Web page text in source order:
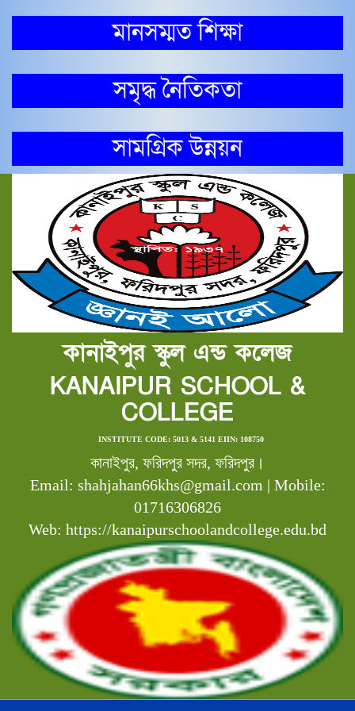
মানসম্মত শিক্ষা
সমৃদ্ধ নৈতিকতা
সামগ্রিক উন্নয়ন
কানাইপুর স্কুল এন্ড কলেজ
KANAIPUR SCHOOL &
COLLEGE
INSTITUTE CODE: 5013 & 5141 EIIN: 108750
কানাইপুর, ফরিদপুর সদর, ফরিদপুর।
Email: shahjahan66khs@gmail.com | Mobile:
01716306826
Web: https://kanaipurschoolandcollege.edu.bd